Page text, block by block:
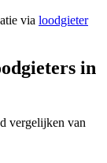
via loodgieter
in
vergelijken van